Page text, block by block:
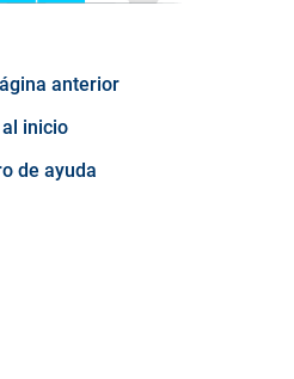
anterior
al inicio
de ayuda